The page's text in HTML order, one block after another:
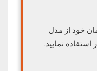
خود از مدل
استفاده نمایید.